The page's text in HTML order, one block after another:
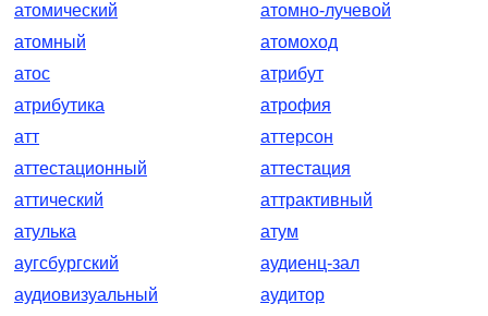
атомический
атомно-лучевой
атомный
атомоход
атос
атрибут
атрибутика
атрофия
атт
аттерсон
аттестационный
аттестация
аттический
аттрактивный
атулька
атум
аугсбургский
аудиенц-зал
аудиовизуальный
аудитор